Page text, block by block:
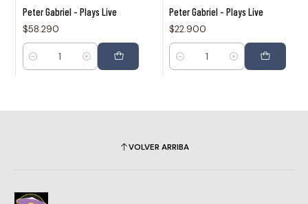
Peter Gabriel - Plays Live
$58.290
Cantidad
Peter Gabriel - Plays Live
$22.900
Cantidad
VOLVER ARRIBA